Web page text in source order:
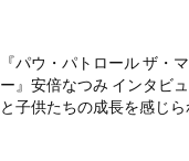
『パウ・パトロール ザ・
ー』安倍なつみ インタビ
と子供たちの成長を感じら